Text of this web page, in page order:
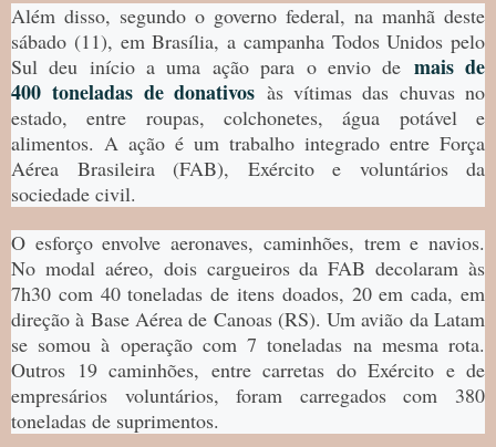
Além disso, segundo o governo federal, na manhã deste
sábado (11), em Brasília, a campanha Todos Unidos pelo
Sul deu início a uma ação para o envio de mais de
400 toneladas de donativos às vítimas das chuvas no
estado, entre roupas, colchonetes, água potável e
alimentos. A ação é um trabalho integrado entre Força
Aérea Brasileira (FAB), Exército e voluntários da
sociedade civil.
O esforço envolve aeronaves, caminhões, trem e navios.
No modal aéreo, dois cargueiros da FAB decolaram às
7h30 com 40 toneladas de itens doados, 20 em cada, em
direção à Base Aérea de Canoas (RS). Um avião da Latam
se somou à operação com 7 toneladas na mesma rota.
Outros 19 caminhões, entre carretas do Exército e de
empresários voluntários, foram carregados com 380
toneladas de suprimentos.